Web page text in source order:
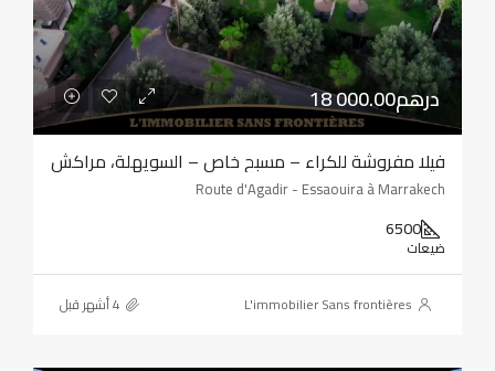
18 000.00درهم
فيلا مفروشة للكراء – مسبح خاص – السويهلة، مراكش
Route d'Agadir - Essaouira à Marrakech
6500
ضيعات
L'immobilier Sans frontières